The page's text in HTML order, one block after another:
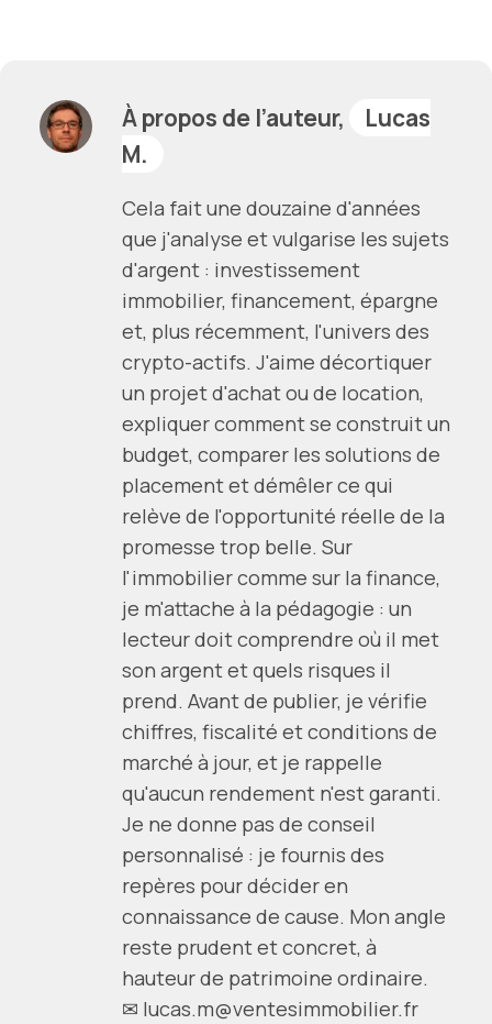
À propos de l’auteur,
Lucas
M.
Cela fait une douzaine d'années
que j'analyse et vulgarise les sujets
d'argent : investissement
immobilier, financement, épargne
et, plus récemment, l'univers des
crypto-actifs. J'aime décortiquer
un projet d'achat ou de location,
expliquer comment se construit un
budget, comparer les solutions de
placement et démêler ce qui
relève de l'opportunité réelle de la
promesse trop belle. Sur
l'immobilier comme sur la finance,
je m'attache à la pédagogie : un
lecteur doit comprendre où il met
son argent et quels risques il
prend. Avant de publier, je vérifie
chiffres, fiscalité et conditions de
marché à jour, et je rappelle
qu'aucun rendement n'est garanti.
Je ne donne pas de conseil
personnalisé : je fournis des
repères pour décider en
connaissance de cause. Mon angle
reste prudent et concret, à
hauteur de patrimoine ordinaire.
✉ lucas.m@ventesimmobilier.fr